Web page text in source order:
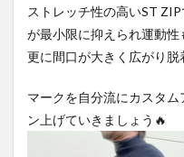
ストレッチ性の高いST
が最小限に抑えられ運動性
更に間口が大きく広がり脱
マークを自分流にカスタ
ン上げていきましょう🔥